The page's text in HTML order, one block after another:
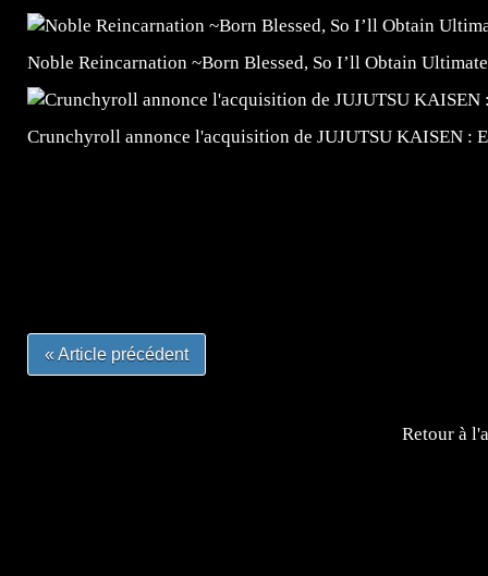
Noble Reincarnation ~Born Blessed, So I’ll Obtain
Crunchyroll annonce l'acquisition de JUJUTSU KAISEN :
« Article précédent
Retour à